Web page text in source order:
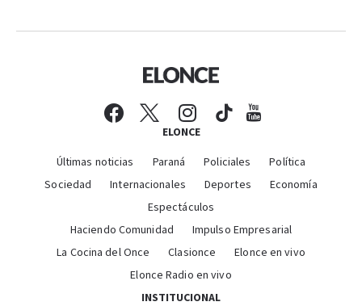
ELONCE
Últimas noticias Paraná Policiales
Política
Sociedad
Internacionales Deportes
Economía
Espectáculos
Haciendo Comunidad
Impulso Empresarial
La Cocina del Once
Clasionce
Elonce en vivo
Elonce Radio en vivo
INSTITUCIONAL